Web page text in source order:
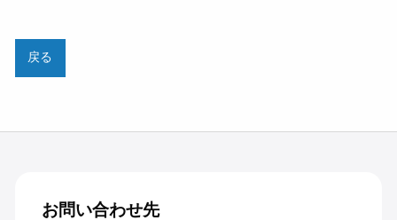
戻る
お問い合わせ先